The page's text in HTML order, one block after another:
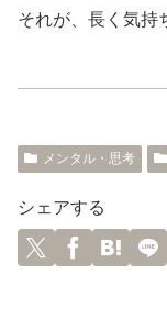
それが、長く気持
メンタル・思考
シェアする